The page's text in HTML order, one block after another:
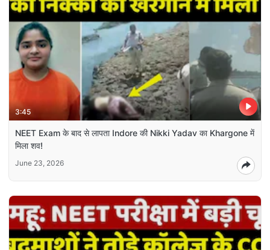
3:45
NEET Exam के बाद से लापता Indore की Nikki Yadav का Khargone में
मिला शव!
June 23, 2026